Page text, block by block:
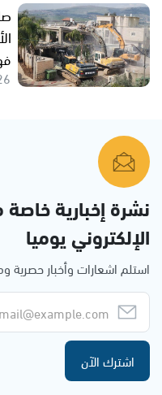
نشرة إخبارية
الإلكتروني يوميا
استلم اشعارات وأخبار
اشترك الآن